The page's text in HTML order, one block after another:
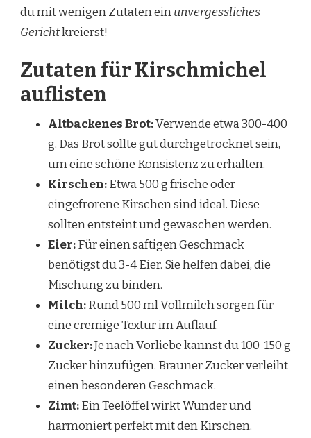
du mit wenigen Zutaten einunvergessliches
Gerichtkreierst!
Zutaten für Kirschmichel
auflisten
Altbackenes Brot:Verwende etwa 300-400
g. Das Brot sollte gut durchgetrocknet sein,
um eine schöne Konsistenz zu erhalten.
Kirschen:Etwa 500 g frische oder
eingefrorene Kirschen sind ideal. Diese
sollten entsteint und gewaschen werden.
Eier:Für einen saftigen Geschmack
benötigst du 3-4 Eier. Sie helfen dabei, die
Mischung zu binden.
Milch:Rund 500 ml Vollmilch sorgen für
eine cremige Textur im Auflauf.
Zucker:Je nach Vorliebe kannst du 100-150 g
Zucker hinzufügen. Brauner Zucker verleiht
einen besonderen Geschmack.
Zimt:Ein Teelöffel wirkt Wunder und
harmoniert perfekt mit den Kirschen.